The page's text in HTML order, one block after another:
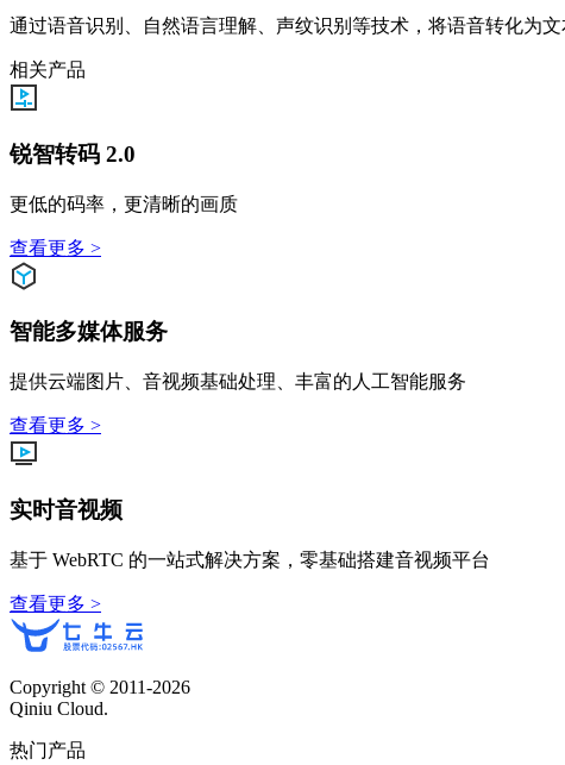
通过语音识别、自然语言理解、声纹识别等技术，将语音转化为
相关产品
锐智转码 2.0
更低的码率，更清晰的画质
查看更多 >
智能多媒体服务
提供云端图片、音视频基础处理、丰富的人工智能服务
查看更多 >
实时音视频
基于 WebRTC 的一站式解决方案，零基础搭建音视频平台
查看更多 >
Copyright © 2011-2026
Qiniu Cloud.
热门产品